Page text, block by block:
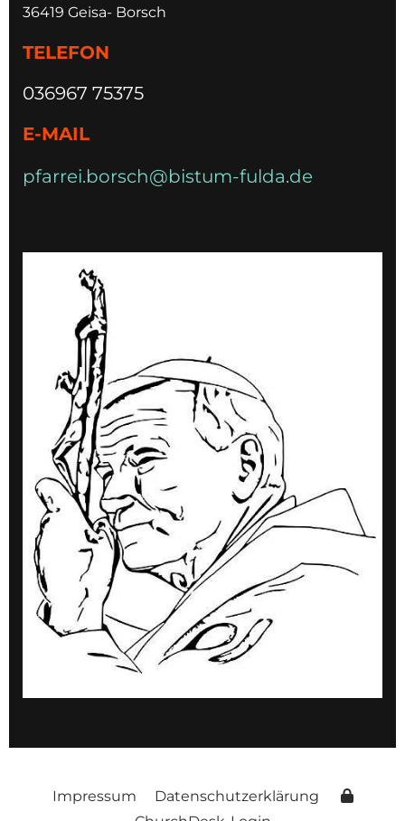
36419 Geisa- Borsch
TELEFON
036967 75375
E-MAIL
pfarrei.borsch@bistum-fulda.de
Impressum
Datenschutzerklärung